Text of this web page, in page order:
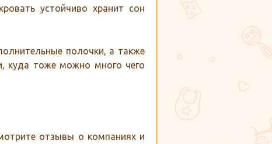
устойчиво хранит сон
полочки, а также
куда тоже можно много чего
отзывы о компаниях и